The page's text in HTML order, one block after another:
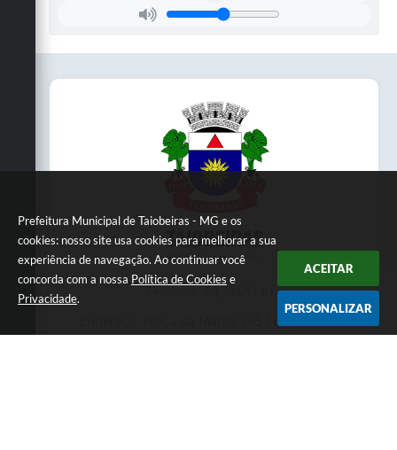
Prefeitura Municipal de Taiobeiras - MG e os
cookies: nosso site usa cookies para melhorar a sua
experiência de navegação. Ao continuar você
concorda com a nossa Política de Cookies e
Privacidade.
ACEITAR
PERSONALIZAR
Telefone: 3838451414
Endereço: Praça da Matriz,145 | CEP: 39550-
000